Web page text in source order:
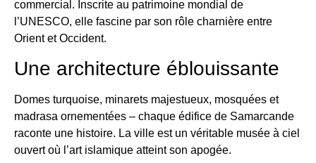
commercial. Inscrite au patrimoine mondial de
l’UNESCO, elle fascine par son rôle charnière entre
Orient et Occident.
Une architecture éblouissante
Domes turquoise, minarets majestueux, mosquées et
madrasa ornementées – chaque édifice de Samarcande
raconte une histoire. La ville est un véritable musée à ciel
ouvert où l’art islamique atteint son apogée.